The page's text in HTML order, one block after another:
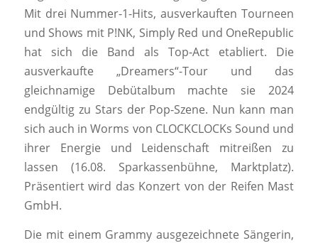
Mit drei Nummer-1-Hits, ausverkauften Tourneen
und Shows mit P!NK, Simply Red und OneRepublic
hat sich die Band als Top-Act etabliert. Die
ausverkaufte „Dreamers“-Tour und das
gleichnamige Debütalbum machte sie 2024
endgültig zu Stars der Pop-Szene. Nun kann man
sich auch in Worms von CLOCKCLOCKs Sound und
ihrer Energie und Leidenschaft mitreißen zu
lassen (16.08. Sparkassenbühne, Marktplatz).
Präsentiert wird das Konzert von der Reifen Mast
GmbH.
Die mit einem Grammy ausgezeichnete Sängerin,